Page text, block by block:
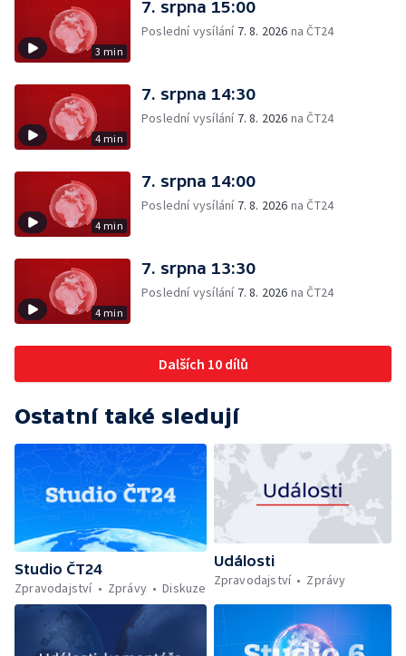
3 min
7. srpna 15:00
Poslední vysílání 7. 8. 2026 na ČT24
4 min
7. srpna 14:30
Poslední vysílání 7. 8. 2026 na ČT24
4 min
7. srpna 14:00
Poslední vysílání 7. 8. 2026 na ČT24
4 min
7. srpna 13:30
Poslední vysílání 7. 8. 2026 na ČT24
Dalších 10 dílů
Ostatní také sledují
Studio ČT24
Zpravodajství
Zprávy Diskuze
Události
Zpravodajství
Zprávy